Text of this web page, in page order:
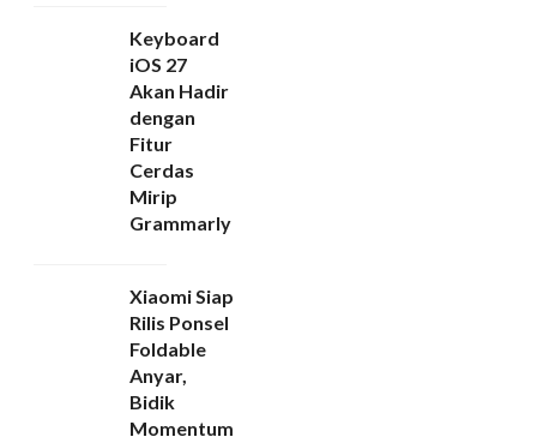
Keyboard
iOS 27
Akan Hadir
dengan
Fitur
Cerdas
Mirip
Grammarly
Xiaomi Siap
Rilis Ponsel
Foldable
Anyar,
Bidik
Momentum